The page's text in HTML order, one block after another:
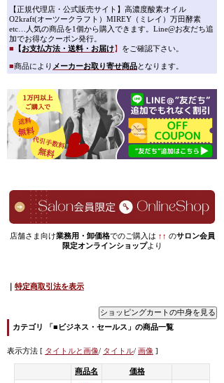
【正規代理店・公式販売サイト】高濃度酸素オイル
O2kraft(オーツークラフト）MIREY（ミレイ）万田酵素
etc…人気の商品を1個から購入できます。Line@お友だち追
加でお得なクーポン発行。
■ 【お支払方法・送料・お届け】 をご確認下さい。
■商品により メーカーお取り寄せ商品となります。
店舗さま向け業務用・卸価格でのご購入は ↑↑ のサロン会員
限定オンラインショップより
特定商取引法を表示
カテゴリ 「■ビジネス・セールス」の商品一覧
表示方法 [ タイトルと画像/ タイトル/ 画像 ]
商品名 価格